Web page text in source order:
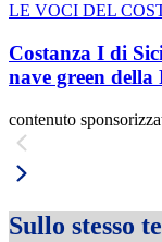
LE VOCI DEL
Costanza I di
nave green della
contenuto
Sullo stesso